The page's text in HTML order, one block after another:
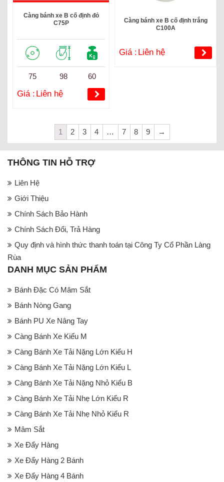
Càng bánh xe B cố định đỏ
C75P
75 98 60
Giá : Liên hệ
Càng bánh xe B cố định trắng
C100A
Giá : Liên hệ
1 2 3 4 … 7 8 9 →
THÔNG TIN HỖ TRỢ
Liên Hệ
Giới Thiệu
Chính Sách Bảo Hành
Chính Sách Đổi, Trả Hàng
Quy định và hình thức thanh toán tại Công Ty Cổ Phần Làng
Rùa
DANH MỤC SẢN PHẨM
Bánh Đặc Có Mâm Sắt
Bánh Nòng Gang
Bánh PU Xe Nâng Tay
Càng Bánh Xe Kiểu M
Càng Bánh Xe Tải Nặng Lớn Kiểu H
Càng Bánh Xe Tải Nặng Lớn Kiểu L
Càng Bánh Xe Tải Nặng Nhỏ Kiểu B
Càng Bánh Xe Tải Nhẹ Lớn Kiểu R
Càng Bánh Xe Tải Nhẹ Nhỏ Kiểu R
Mâm Sắt
Xe Đẩy Hàng
Xe Đẩy Hàng 2 Bánh
Xe Đẩy Hàng 4 Bánh